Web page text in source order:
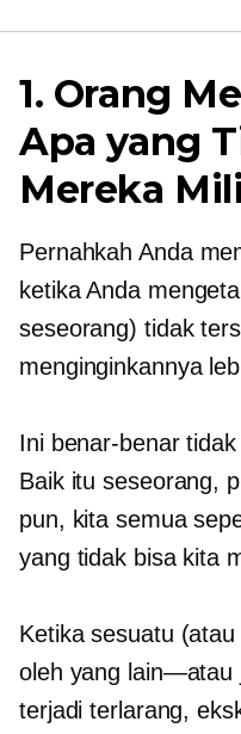
1. Orang
Apa yang
Mereka
Pernahkah Anda
ketika Anda
seseorang) tidak
menginginkannya
Ini benar-benar
Baik itu seseorang,
pun, kita semua
yang tidak bisa kita
Ketika sesuatu
oleh yang lain—atau
terjaditerlarang,